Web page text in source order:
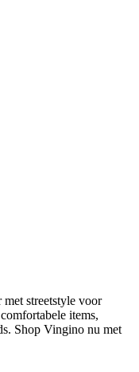
streetstyle voor
items,
Shop Vingino nu met